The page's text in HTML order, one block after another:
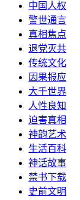
中国人权
警世通言
真相焦点
退党灭共
传统文化
因果报应
大千世界
人性良知
迫害真相
神韵艺术
生活百科
神话故事
禁书下载
史前文明